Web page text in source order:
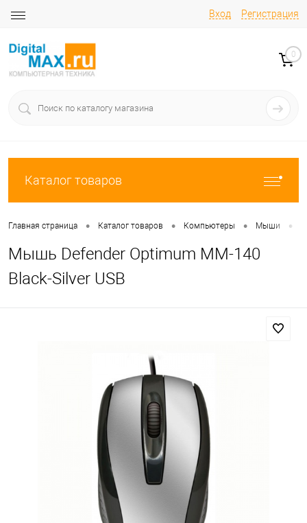
Вход Регистрация
0
Каталог товаров
Главная страница • Каталог товаров • Компьютеры • Мыши •
Мышь Defender Optimum MM-140
Black-Silver USB